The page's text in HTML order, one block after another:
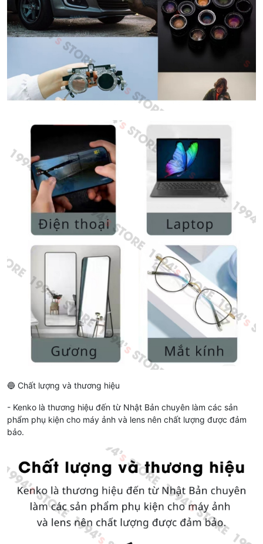
🔵 Chất lượng và thương hiệu
- Kenko là thương hiệu đến từ Nhật Bản chuyên làm các sản
phẩm phụ kiện cho máy ảnh và lens nên chất lượng được đảm
bảo.